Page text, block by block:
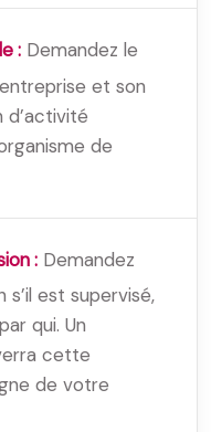
: Demandez le
et son
d’activité
de
: Demandez
est supervisé,
qui. Un
cette
de votre